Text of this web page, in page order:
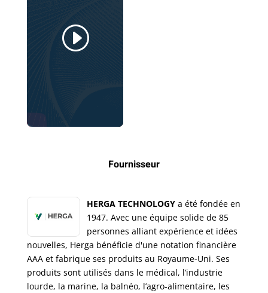
Fournisseur
HERGA TECHNOLOGY a été fondée en
1947. Avec une équipe solide de 85
personnes alliant expérience et idées
nouvelles, Herga bénéficie d'une notation financière
AAA et fabrique ses produits au Royaume-Uni. Ses
produits sont utilisés dans le médical, l’industrie
lourde, la marine, la balnéo, l’agro-alimentaire, les